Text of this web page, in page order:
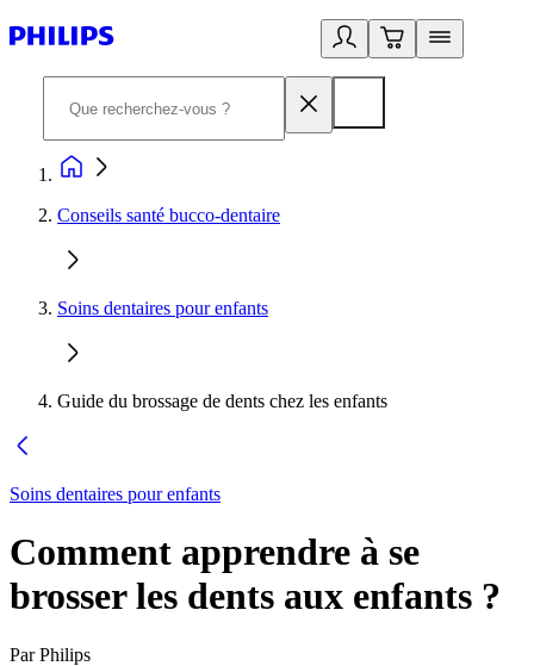
Conseils santé bucco-dentaire
Soins dentaires pour enfants
Guide du brossage de dents chez les enfants
Soins dentaires pour enfants
Comment apprendre à se
brosser les dents aux enfants ?
Par Philips